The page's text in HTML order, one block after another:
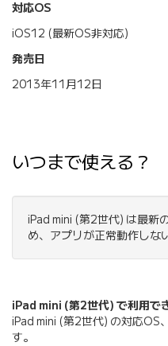
対応OS
iOS12 (最新OS非対応)
発売日
2013年11月12日
いつまで使える？
iPad mini (第2世代) は最新
め、アプリが正常動作しな
iPad mini (第2世代) で利用で
iPad mini (第2世代) の対応OS
す。